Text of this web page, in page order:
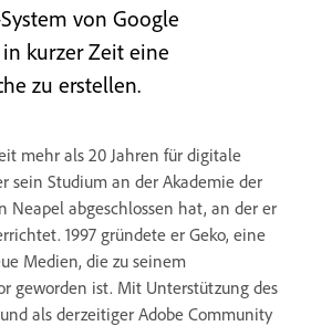
von Google
kurzer Zeit eine
zu erstellen.
mehr als 20 Jahren für digitale
sein Studium an der Akademie der
Neapel abgeschlossen hat, an der er
1997 gründete er Geko, eine
Medien, die zu seinem
geworden ist. Mit Unterstützung des
als derzeitiger Adobe Community